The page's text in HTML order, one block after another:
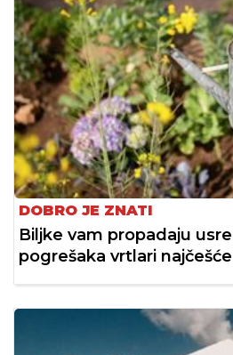
DOBRO JE ZNATI
Biljke vam propadaju
pogrešaka vrtlari